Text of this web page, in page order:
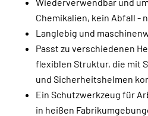
Chemikalien, kein Abfall -
Langlebig und
Passt zu verschiedenen
flexiblen Struktur, die mit
und Sicherheitshelmen
Ein Schutzwerkzeug für
in heißen